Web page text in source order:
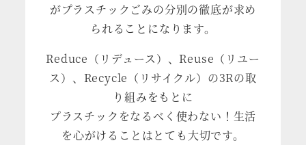
がプラスチックごみの分別の徹底が求め
られることになります。
Reduce（リデュース）、Reuse（リユー
ス）、Recycle（リサイクル）の3Rの取
り組みをもとに
プラスチックをなるべく使わない！生活
を心がけることはとても大切です。